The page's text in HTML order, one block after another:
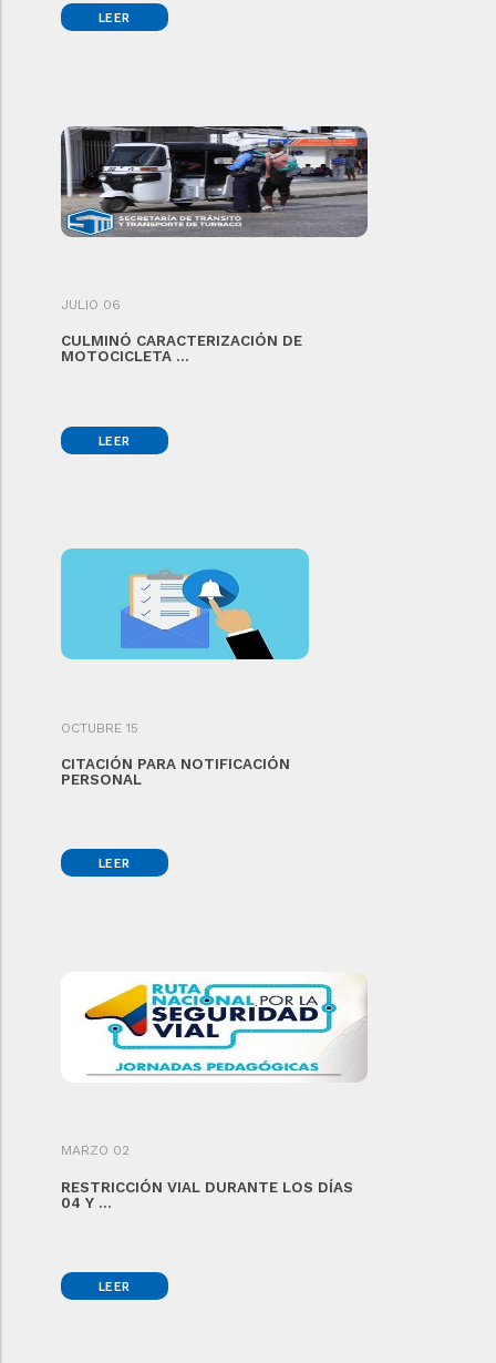
LEER
JULIO 06
CULMINÓ CARACTERIZACIÓN DE
MOTOCICLETA ...
LEER
OCTUBRE 15
CITACIÓN PARA NOTIFICACIÓN
PERSONAL
LEER
MARZO 02
RESTRICCIÓN VIAL DURANTE LOS DÍAS
04 Y ...
LEER